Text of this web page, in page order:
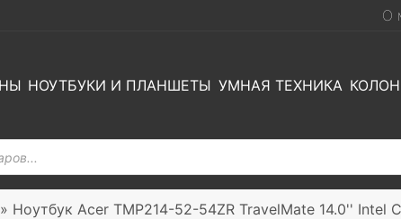
О
НОУТБУКИ И ПЛАНШЕТЫ УМНАЯ ТЕХНИКА
» Ноутбук Acer TMP214-52-54ZR TravelMate 14.0'' Intel